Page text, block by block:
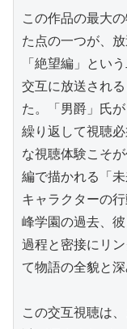
この作品の最大
た点の一つが、
「絶望編」とい
交互に放送され
た。「男爵」氏
繰り返して視聴
な視聴体験こそ
編で描かれる「
キャラクターの
峰学園の過去、
過程と密接にリ
て物語の全貌と
この交互視聴は